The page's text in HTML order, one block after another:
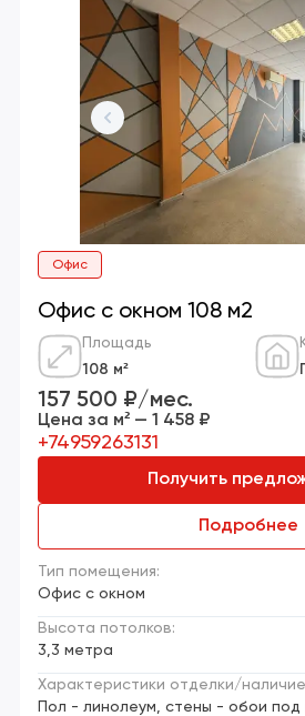
Офис
Офис с окном 108 м2
Площадь
108 м²
Тип помещения:
Офис с окном
Высота потолков:
3,3 метра
Характеристики отделки/
Пол - линолеум, стены - обои под
157 500 ₽/мес.
Цена за м² — 1 458 ₽
+74959263131
Получить
Подробнее